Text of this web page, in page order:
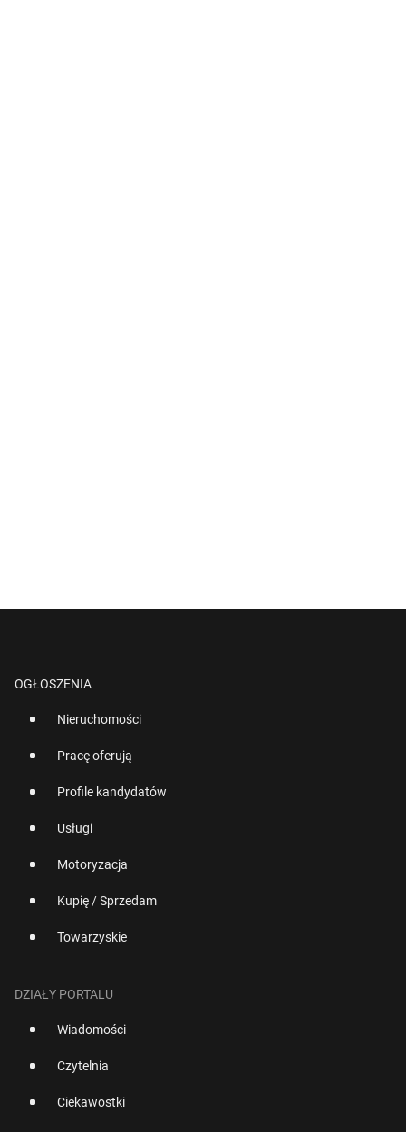
OGŁOSZENIA
Nieruchomości
Pracę oferują
Profile kandydatów
Usługi
Motoryzacja
Kupię / Sprzedam
Towarzyskie
DZIAŁY PORTALU
Wiadomości
Czytelnia
Ciekawostki